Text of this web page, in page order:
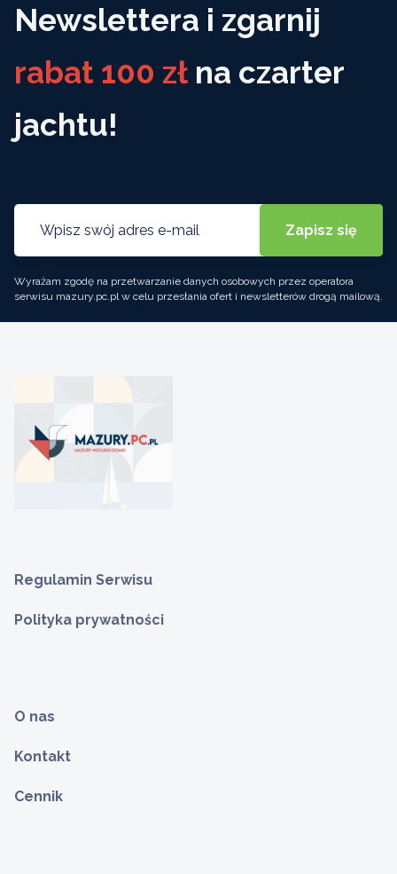
Newslettera i zgarnij
rabat 100 zł na czarter
jachtu!
Wyrażam zgodę na przetwarzanie danych osobowych przez operatora
serwisu mazury.pc.pl w celu przesłania ofert i newsletterów drogą mailową.
Regulamin Serwisu
Polityka prywatności
O nas
Kontakt
Cennik